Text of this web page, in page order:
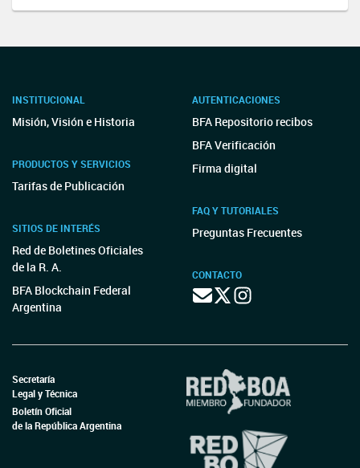
INSTITUCIONAL
Misión, Visión e Historia
PRODUCTOS Y SERVICIOS
Tarifas de Publicación
SITIOS DE INTERÉS
Red de Boletines Oficiales
de la R. A.
BFA Blockchain Federal
Argentina
AUTENTICACIONES
BFA Repositorio recibos
BFA Verificación
Firma digital
FAQ Y TUTORIALES
Preguntas Frecuentes
CONTACTO
Secretaría
Legal y Técnica
Boletín Oficial
de la República Argentina